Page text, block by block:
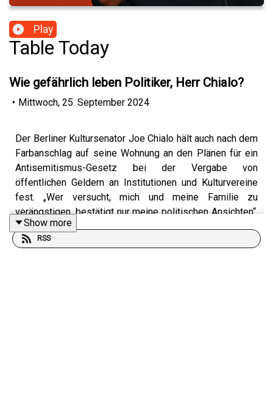
Play
Table Today
Wie gefährlich leben Politiker, Herr Chialo?
• Mittwoch, 25. September 2024
Der Berliner Kultursenator Joe Chialo hält auch nach dem
Farbanschlag auf seine Wohnung an den Plänen für ein
Antisemitismus-Gesetz bei der Vergabe von
öffentlichen Geldern an Institutionen und Kulturvereine
fest. „Wer versucht, mich und meine Familie zu
verängstigen, bestätigt nur meine politischen Ansichten“,
sagt er in dieser Episode.
Show more
RSS